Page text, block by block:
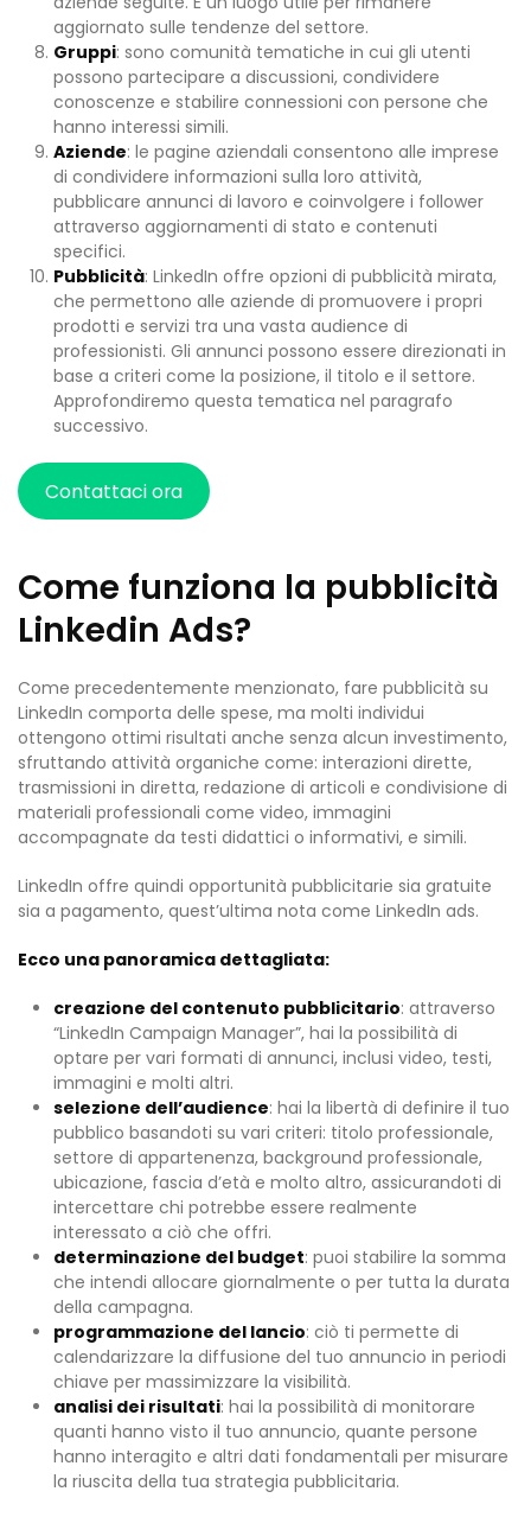
aggiornato sulle tendenze del settore.
Gruppi: sono comunità tematiche in cui gli utenti
possono partecipare a discussioni, condividere
conoscenze e stabilire connessioni con persone che
hanno interessi simili.
Aziende: le pagine aziendali consentono alle imprese
di condividere informazioni sulla loro attività,
pubblicare annunci di lavoro e coinvolgere i follower
attraverso aggiornamenti di stato e contenuti
specifici.
Pubblicità: LinkedIn offre opzioni di pubblicità mirata,
che permettono alle aziende di promuovere i propri
prodotti e servizi tra una vasta audience di
professionisti. Gli annunci possono essere direzionati in
base a criteri come la posizione, il titolo e il settore.
Approfondiremo questa tematica nel paragrafo
successivo.
Contattaci ora
Come funziona la pubblicità
Linkedin Ads?
Come precedentemente menzionato, fare pubblicità su
LinkedIn comporta delle spese, ma molti individui
ottengono ottimi risultati anche senza alcun investimento,
sfruttando attività organiche come: interazioni dirette,
trasmissioni in diretta, redazione di articoli e condivisione di
materiali professionali come video, immagini
accompagnate da testi didattici o informativi, e simili.
LinkedIn offre quindi opportunità pubblicitarie sia gratuite
sia a pagamento, quest’ultima nota come LinkedIn ads.
Ecco una panoramica dettagliata:
creazione del contenuto pubblicitario: attraverso
“LinkedIn Campaign Manager”, hai la possibilità di
optare per vari formati di annunci, inclusi video, testi,
immagini e molti altri.
selezione dell’audience: hai la libertà di definire il tuo
pubblico basandoti su vari criteri: titolo professionale,
settore di appartenenza, background professionale,
ubicazione, fascia d’età e molto altro, assicurandoti di
intercettare chi potrebbe essere realmente
interessato a ciò che offri.
determinazione del budget: puoi stabilire la somma
che intendi allocare giornalmente o per tutta la durata
della campagna.
programmazione del lancio: ciò ti permette di
calendarizzare la diffusione del tuo annuncio in periodi
chiave per massimizzare la visibilità.
analisi dei risultati: hai la possibilità di monitorare
quanti hanno visto il tuo annuncio, quante persone
hanno interagito e altri dati fondamentali per misurare
la riuscita della tua strategia pubblicitaria.